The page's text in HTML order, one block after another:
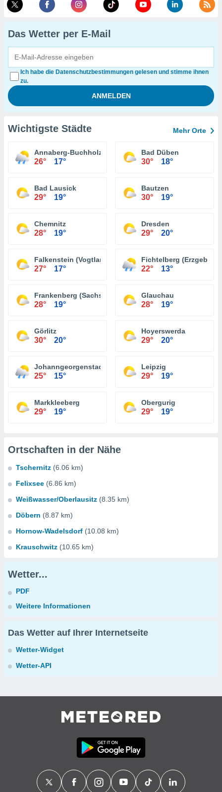
Das Wetter per E-Mail
Ich habe die Datenschutzbestimmungen gelesen und stimme ihnen
zu.
Wichtigste Städte Mehr Orte
Annaberg-Buchholz
26° 17°
Bad Düben
30° 18°
Bad Lausick
29° 19°
Bautzen
30° 19°
Chemnitz
28° 19°
Dresden
29° 20°
Falkenstein (Vogtland)
27° 17°
Fichtelberg
22° 13°
Frankenberg (Sachsen)
28° 19°
Glauchau
28° 19°
Görlitz
30° 20°
Hoyerswerda
29° 20°
Johanngeorgenstadt
25° 15°
Leipzig
29° 19°
Markkleeberg
29° 19°
Obergurig
29° 19°
Ortschaften in der Nähe
Tschernitz (6.06 km)
Felixsee (6.86 km)
Weißwasser/Oberlausitz (8.35 km)
Döbern (8.87 km)
Hornow-Wadelsdorf (10.08 km)
Krauschwitz (10.65 km)
Wetter...
PDF
Weitere Informationen
Das Wetter auf Ihrer Internetseite
Wetter-Widget
Wetter-API